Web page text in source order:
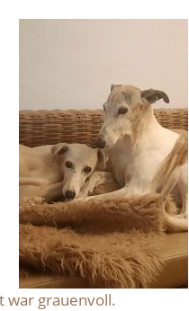
war grauenvoll.